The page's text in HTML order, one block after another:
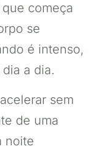
começa
se
é intenso,
a dia.
sem
de uma
noite